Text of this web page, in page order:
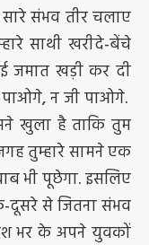
संभव तीर चलाए
साथी खरीदे-बेंचे
जमात खड़ी कर दी
न जी पाओगे.
खुला है ताकि तुम
तुम्हारे सामने एक
भी पूछेगा. इसलिए
दूसरे से जितना संभव
भर के अपने युवकों